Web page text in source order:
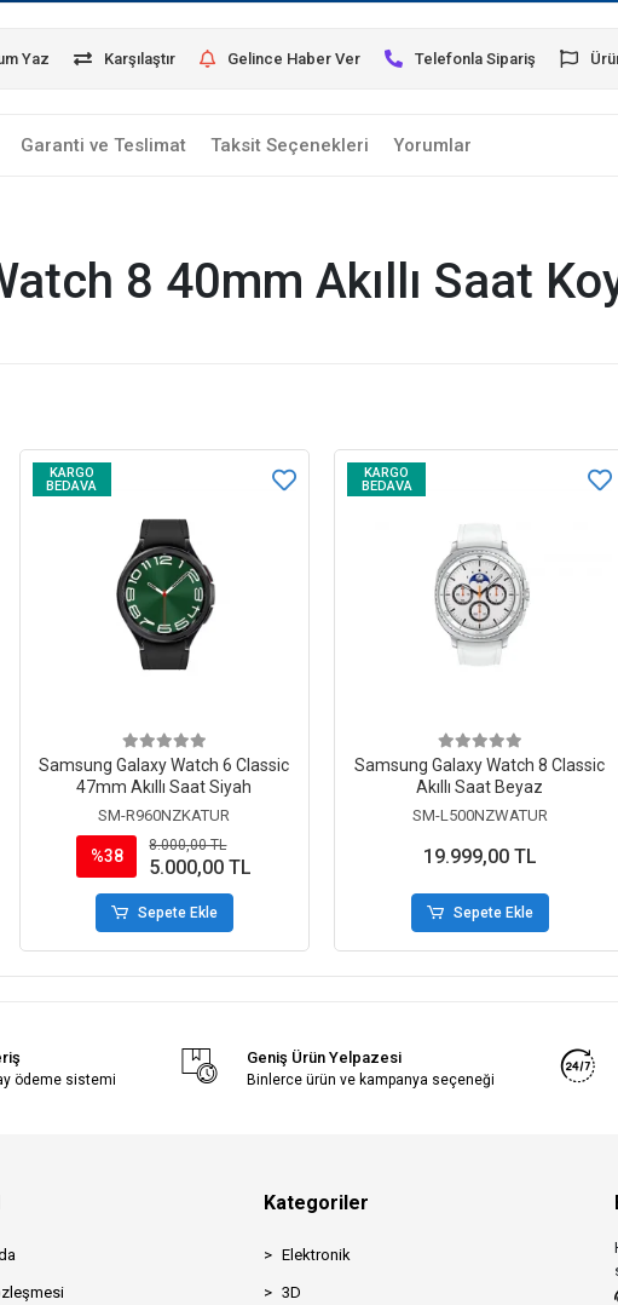
Yaz Karşılaştır Gelince Haber Ver Telefonla Sipariş
Garanti ve Teslimat Taksit Seçenekleri Yorumlar
8 40mm Akıllı Saat
KARGO
BEDAVA
Samsung Galaxy Watch 6 Classic
47mm Akıllı Saat Siyah
SM-R960NZKATUR
%38
8.000,00 TL
5.000,00 TL
Sepete Ekle
KARGO
BEDAVA
Samsung Galaxy Watch 8 Classic
Akıllı Saat Beyaz
SM-L500NZWATUR
19.999,00 TL
Sepete Ekle
ödeme sistemi
Geniş Ürün Yelpazesi
Binlerce ürün ve kampanya seçeneği
Kategoriler
Elektronik
3D